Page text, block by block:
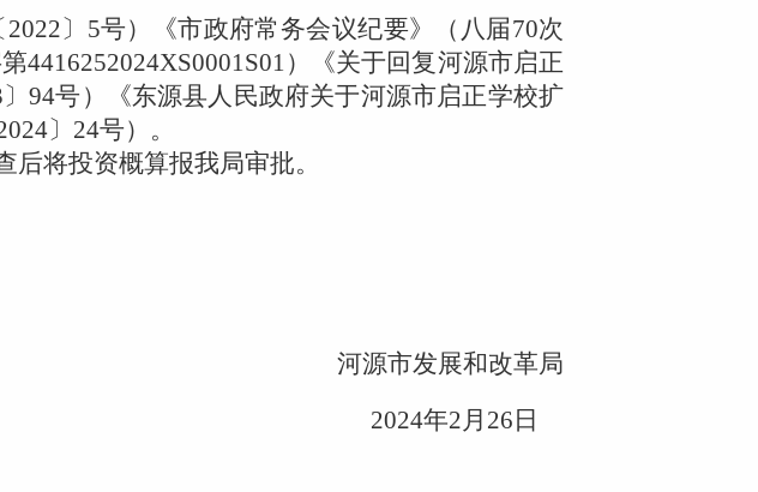
2022〕 5号）《市政府常务会议纪要》（八届70次
4416252024XS0001S01）《关于回复河源市启正
〕94号）《东源县人民政府关于河源市启正学校扩
〕 24号）。
将投资概算报我局审批。
河源市发展和改革局
2024年2月 26 日